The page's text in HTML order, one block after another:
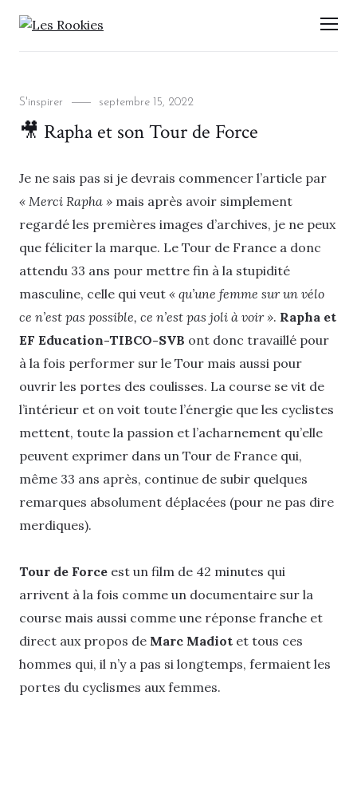
LES ROOKIES
Categories
S'inspirer
Posted
septembre 15, 2022
🎥 Rapha et son Tour de Force
Je ne sais pas si je devrais commencer l’article par
« Merci Rapha » mais après avoir simplement
regardé les premières images d’archives, je ne peux
que féliciter la marque. Le Tour de France a donc
attendu 33 ans pour mettre fin à la stupidité
masculine, celle qui veut « qu’une femme sur un vélo
ce n’est pas possible, ce n’est pas joli à voir ». Rapha et
EF Education-TIBCO-SVB ont donc travaillé pour
à la fois performer sur le Tour mais aussi pour
ouvrir les portes des coulisses. La course se vit de
l’intérieur et on voit toute l’énergie que les cyclistes
mettent, toute la passion et l’acharnement qu’elle
peuvent exprimer dans un Tour de France qui,
même 33 ans après, continue de subir quelques
remarques absolument déplacées (pour ne pas dire
merdiques).
Tour de Force est un film de 42 minutes qui
arrivent à la fois comme un documentaire sur la
course mais aussi comme une réponse franche et
direct aux propos de Marc Madiot et tous ces
hommes qui, il n’y a pas si longtemps, fermaient les
portes du cyclismes aux femmes.